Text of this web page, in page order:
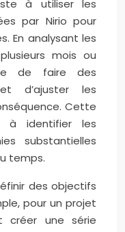
à utiliser les
par Nirio pour
En analysant les
mois ou
de faire des
d’ajuster les
Cette
à identifier les
substantielles
temps.
des objectifs
pour un projet
créer une série